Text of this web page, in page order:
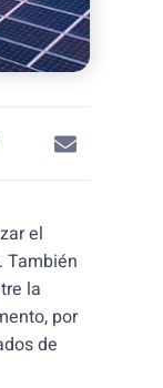
el
También
la
por
de